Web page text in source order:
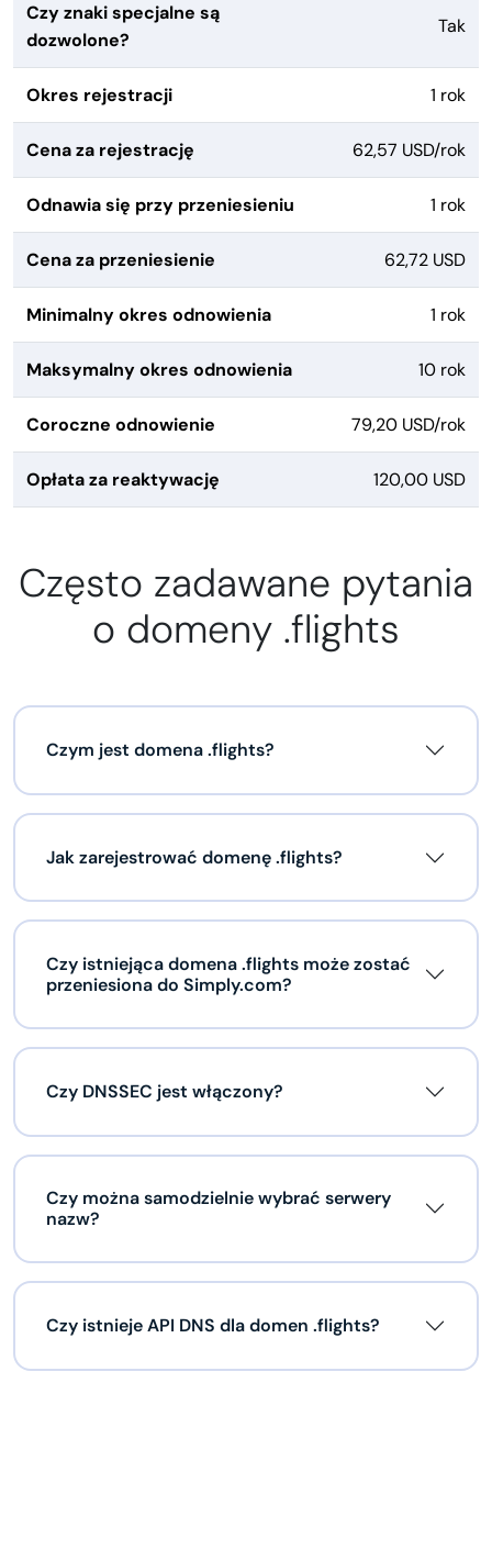
Czy znaki specjalne są
dozwolone?
Tak
Okres rejestracji 1 rok
Cena za rejestrację 62,57 USD/rok
Odnawia się przy przeniesieniu 1 rok
Cena za przeniesienie 62,72 USD
Minimalny okres odnowienia 1 rok
Maksymalny okres odnowienia 10 rok
Coroczne odnowienie 79,20 USD/rok
Opłata za reaktywację 120,00 USD
Często zadawane pytania
o domeny .flights
Czym jest domena .flights?
Jak zarejestrować domenę .flights?
Czy istniejąca domena .flights może zostać
przeniesiona do Simply.com?
Czy DNSSEC jest włączony?
Czy można samodzielnie wybrać serwery
nazw?
Czy istnieje API DNS dla domen .flights?